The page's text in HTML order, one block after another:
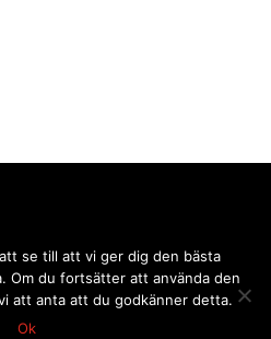
© sidmakarn
se till att vi ger dig den bästa
Om du fortsätter att använda den
att anta att du godkänner detta.
Ok